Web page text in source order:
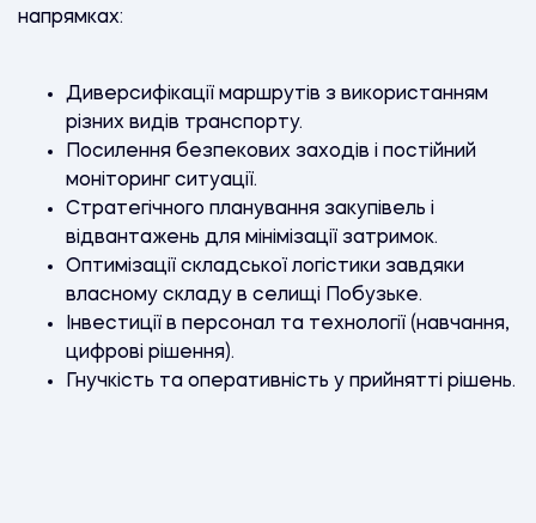
напрямках:
Диверсифікації маршрутів з використанням
різних видів транспорту.
Посилення безпекових заходів і постійний
моніторинг ситуації.
Стратегічного планування закупівель і
відвантажень для мінімізації затримок.
Оптимізації складської логістики завдяки
власному складу в селищі Побузьке.
Інвестиції в персонал та технології (навчання,
цифрові рішення).
Гнучкість та оперативність у прийнятті рішень.